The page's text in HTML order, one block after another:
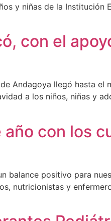
y niñas de la Institución
con el
Andagoya llegó hasta el
a los niños, niñas y
con los
balance positivo para
nutricionistas y